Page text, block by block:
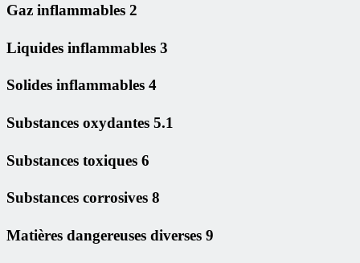
Gaz inflammables 2
Liquides inflammables 3
Solides inflammables 4
Substances oxydantes 5.1
Substances toxiques 6
Substances corrosives 8
Matières dangereuses diverses 9